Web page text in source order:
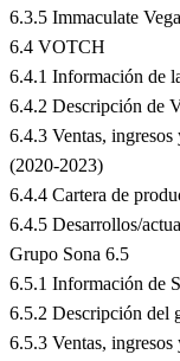
6.3.5 Immaculate
6.4 VOTCH
6.4.1 Información de
6.4.2 Descripción de
6.4.3 Ventas,
(2020-2023)
6.4.4 Cartera de
6.4.5 Desarrollos/
Grupo Sona 6.5
6.5.1 Información de
6.5.2 Descripción del
6.5.3 Ventas,